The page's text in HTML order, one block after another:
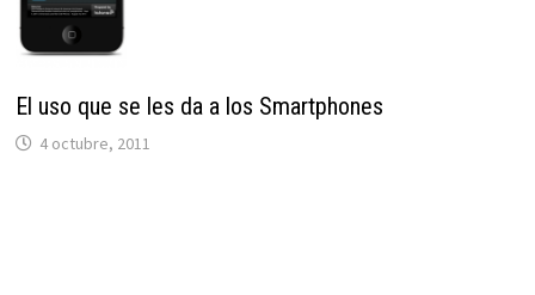
El uso que se les da a los Smartphones
4 octubre, 2011